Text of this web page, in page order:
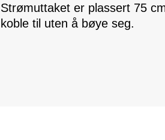
Strømuttaket er plassert 75
koble til uten å bøye seg.